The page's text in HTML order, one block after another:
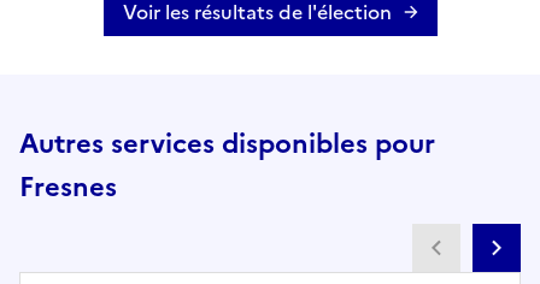
Voir les résultats de l'élection
Autres services disponibles pour
Fresnes